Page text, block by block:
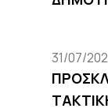
31/07/